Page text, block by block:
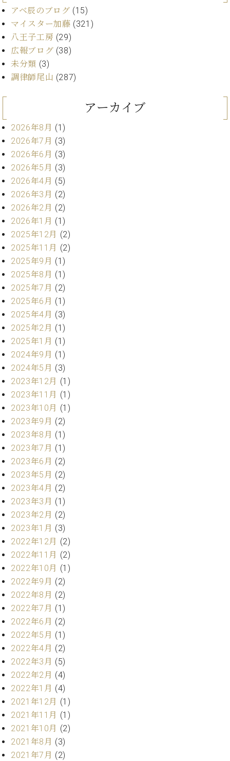
シ
ュ
タ
イ
ン
ジ
古】
イ
ベ
ン
ト
情
報
八
房
ブ
ロ
グ
ク
セ
ス
お
問
合
わ
せ
ア
ー
テ
ィ
ト
カ
ス
タ
マ
ー
サ
ー
ビ
ス
(
調
律
)
ア
フ
タ
ー
ー
ビ
ス
(調
律)
調
師
紹
介
調
律
金
表
お
アベ辰のブログ (15)
マイスター加藤 (321)
八王子工房 (29)
広報ブログ (38)
未分類 (3)
調律師尾山 (287)
アーカイブ
2026年8月 (1)
2026年7月 (3)
2026年6月 (3)
2026年5月 (3)
2026年4月 (5)
2026年3月 (2)
2026年2月 (2)
2026年1月 (1)
2025年12月 (2)
2025年11月 (2)
2025年9月 (1)
2025年8月 (1)
2025年7月 (2)
2025年6月 (1)
2025年4月 (3)
2025年2月 (1)
2025年1月 (1)
2024年9月 (1)
2024年5月 (3)
2023年12月 (1)
2023年11月 (1)
2023年10月 (1)
2023年9月 (2)
2023年8月 (1)
2023年7月 (1)
2023年6月 (2)
2023年5月 (2)
2023年4月 (2)
2023年3月 (1)
2023年2月 (2)
2023年1月 (3)
2022年12月 (2)
2022年11月 (2)
2022年10月 (1)
2022年9月 (2)
2022年8月 (2)
2022年7月 (1)
2022年6月 (2)
2022年5月 (1)
2022年4月 (2)
2022年3月 (5)
2022年2月 (4)
2022年1月 (4)
2021年12月 (1)
2021年11月 (1)
2021年10月 (2)
2021年8月 (3)
2021年7月 (2)